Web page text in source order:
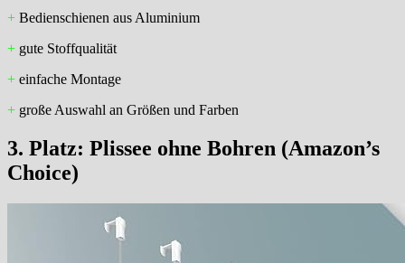
+ Bedienschienen aus Aluminium
+ gute Stoffqualität
+ einfache Montage
+ große Auswahl an Größen und Farben
3. Platz: Plissee ohne Bohren (Amazon’s
Choice)